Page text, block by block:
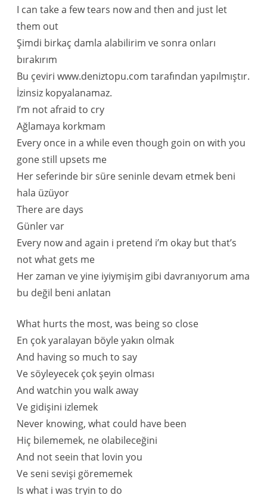
I can take a few tears now and then and just let
them out
Şimdi birkaç damla alabilirim ve sonra onları
bırakırım
Bu çeviri www.deniztopu.com tarafından yapılmıştır.
İzinsiz kopyalanamaz.
I’m not afraid to cry
Ağlamaya korkmam
Every once in a while even though goin on with you
gone still upsets me
Her seferinde bir süre seninle devam etmek beni
hala üzüyor
There are days
Günler var
Every now and again i pretend i’m okay but that’s
not what gets me
Her zaman ve yine iyiymişim gibi davranıyorum ama
bu değil beni anlatan
What hurts the most, was being so close
En çok yaralayan böyle yakın olmak
And having so much to say
Ve söyleyecek çok şeyin olması
And watchin you walk away
Ve gidişini izlemek
Never knowing, what could have been
Hiç bilememek, ne olabileceğini
And not seein that lovin you
Ve seni sevişi görememek
Is what i was tryin to do